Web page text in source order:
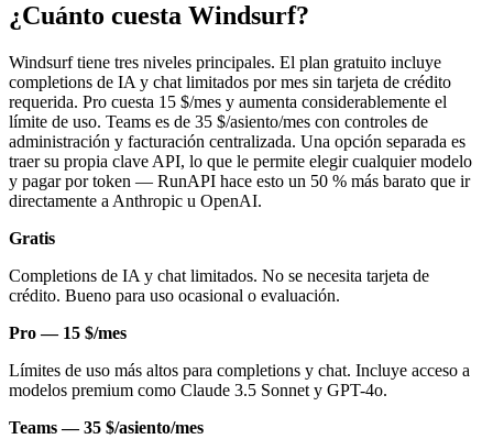
¿Cuánto cuesta Windsurf?
Windsurf tiene tres niveles principales. El plan gratuito incluye
completions de IA y chat limitados por mes sin tarjeta de crédito
requerida. Pro cuesta 15 $/mes y aumenta considerablemente el
límite de uso. Teams es de 35 $/asiento/mes con controles de
administración y facturación centralizada. Una opción separada es
traer su propia clave API, lo que le permite elegir cualquier modelo
y pagar por token — RunAPI hace esto un 50 % más barato que ir
directamente a Anthropic u OpenAI.
Gratis
Completions de IA y chat limitados. No se necesita tarjeta de
crédito. Bueno para uso ocasional o evaluación.
Pro — 15 $/mes
Límites de uso más altos para completions y chat. Incluye acceso a
modelos premium como Claude 3.5 Sonnet y GPT-4o.
Teams — 35 $/asiento/mes